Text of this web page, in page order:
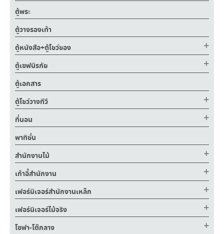
ตู้พระ
ตู้วางรองเท้า
ตู้หนังสือ+ตู้โชว์ของ
ตู้เซฟนิรภัย
ตู้เอกสาร
ตู้โชว์วางทีวี
ที่นอน
พาทิชั่น
สำนักงานไม้
เก้าอี้สำนักงาน
เฟอร์นิเจอร์สำนักงานเหล็ก
เฟอร์นิเจอร์ไม้จริง
โซฟา-โต๊กลาง